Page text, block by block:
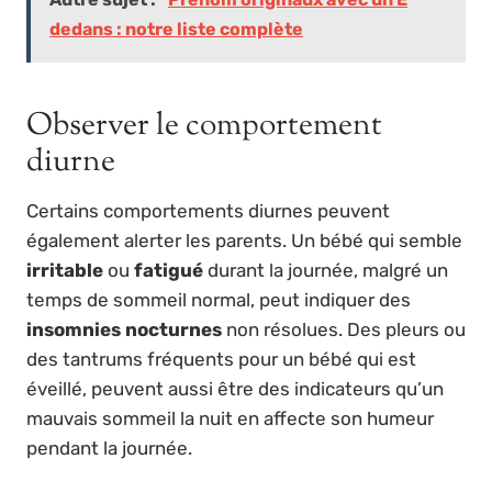
dedans : notre liste complète
Observer le comportement
diurne
Certains comportements diurnes peuvent
également alerter les parents. Un bébé qui semble
irritable ou fatigué durant la journée, malgré un
temps de sommeil normal, peut indiquer des
insomnies nocturnes non résolues. Des pleurs ou
des tantrums fréquents pour un bébé qui est
éveillé, peuvent aussi être des indicateurs qu’un
mauvais sommeil la nuit en affecte son humeur
pendant la journée.